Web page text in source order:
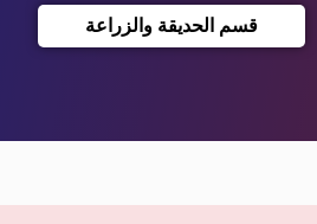
قسم الحديقة والزراعة